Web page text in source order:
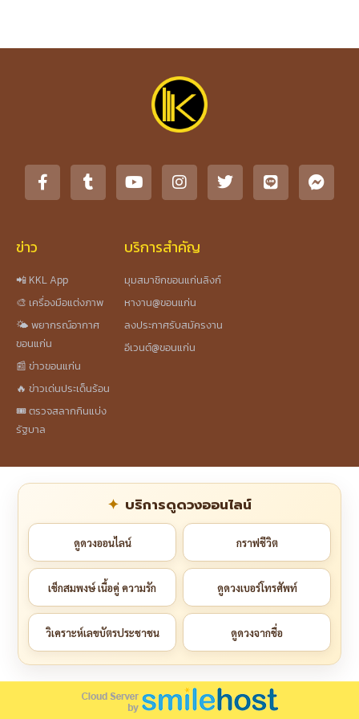
ข่าว
📲 KKL App
🎨 เครื่องมือแต่งภาพ
🌤️ พยากรณ์อากาศ
ขอนแก่น
📰 ข่าวขอนแก่น
🔥 ข่าวเด่นประเด็นร้อน
🎟️ ตรวจสลากกินแบ่ง
รัฐบาล
บริการสำคัญ
มุมสมาชิกขอนแก่นลิงก์
หางาน@ขอนแก่น
ลงประกาศรับสมัครงาน
อีเวนต์@ขอนแก่น
บริการดูดวงออนไลน์
ดูดวงออนไลน์ กราฟชีวิต
เช็กสมพงษ์ เนื้อคู่ ความรัก ดูดวงเบอร์โทรศัพท์
วิเคราะห์เลขบัตรประชาชน ดูดวงจากชื่อ